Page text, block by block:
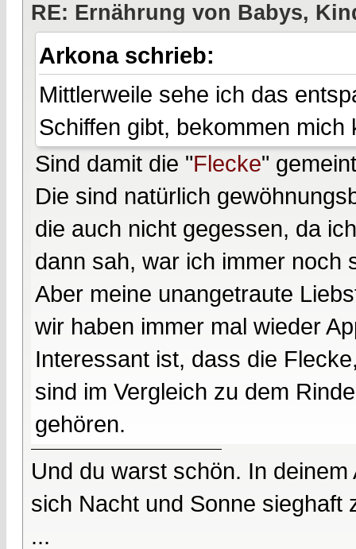
RE: Ernährung von Babys,
Arkona schrieb:
Mittlerweile sehe ich das
Schiffen gibt, bekommen
Sind damit die "Flecke"
Die sind natürlich
die auch nicht gegessen, da
dann sah, war ich immer noch
Aber meine unangetraute
wir haben immer mal wieder
Interessant ist, dass die
sind im Vergleich zu dem
gehören.
Und du warst schön. In deinem
sich Nacht und Sonne sieghaft
...